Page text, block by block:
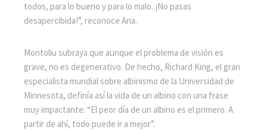
todos, para lo bueno y para lo malo. ¡No pasas
desapercibida!”, reconoce Ana.
Montoliu subraya que aunque el problema de visión es
grave, no es degenerativo. De hecho, Richard King, el gran
especialista mundial sobre albinismo de la Universidad de
Minnesota, definía así la vida de un albino con una frase
muy impactante: “El peor día de un albino es el primero. A
partir de ahí, todo puede ir a mejor”.